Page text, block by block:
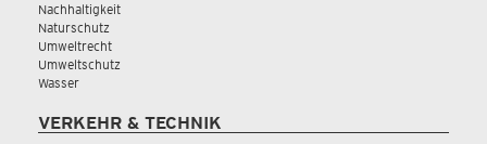
Nachhaltigkeit
Naturschutz
Umweltrecht
Umweltschutz
Wasser
VERKEHR & TECHNIK